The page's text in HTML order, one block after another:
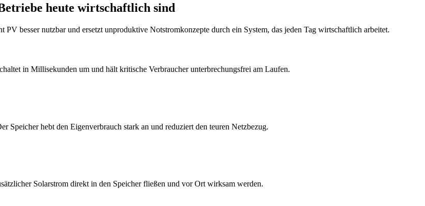
heute wirtschaftlich sind
besser nutzbar und ersetzt unproduktive Notstromkonzepte durch ein System, das jeden Tag wirtschaftlich arbeitet.
in Millisekunden um und hält kritische Verbraucher unterbrechungsfrei am Laufen.
Speicher hebt den Eigenverbrauch stark an und reduziert den teuren Netzbezug.
Solarstrom direkt in den Speicher fließen und vor Ort wirksam werden.